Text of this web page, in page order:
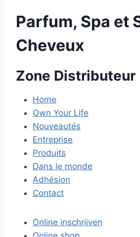
Parfum, Spa et
Cheveux
Zone Distributeur
Home
Own Your Life
Nouveautés
Entreprise
Produits
Dans le monde
Adhésion
Contact
Online inschrijven